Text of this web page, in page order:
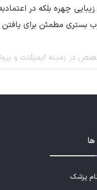
زیبایی چهره بلکه در
بستری مطمئن برای
در زمینه ایمپلنت و
پزشک